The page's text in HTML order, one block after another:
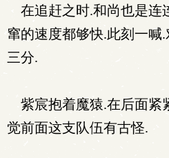
在追赶之时.和尚也是连
窜的速度都够快.此刻一喊
三分.
紫宸抱着魔猿.在后面紧
觉前面这支队伍有古怪.